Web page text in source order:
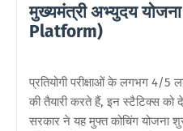
मुख्यमंत्री अभ्युदय योजना
Platform)
प्रतियोगी परीक्षाओं के लगभग 4/5
की तैयारी करते हैं, इन स्टैटिक्स को
सरकार ने यह मुफ्त कोचिंग योजना